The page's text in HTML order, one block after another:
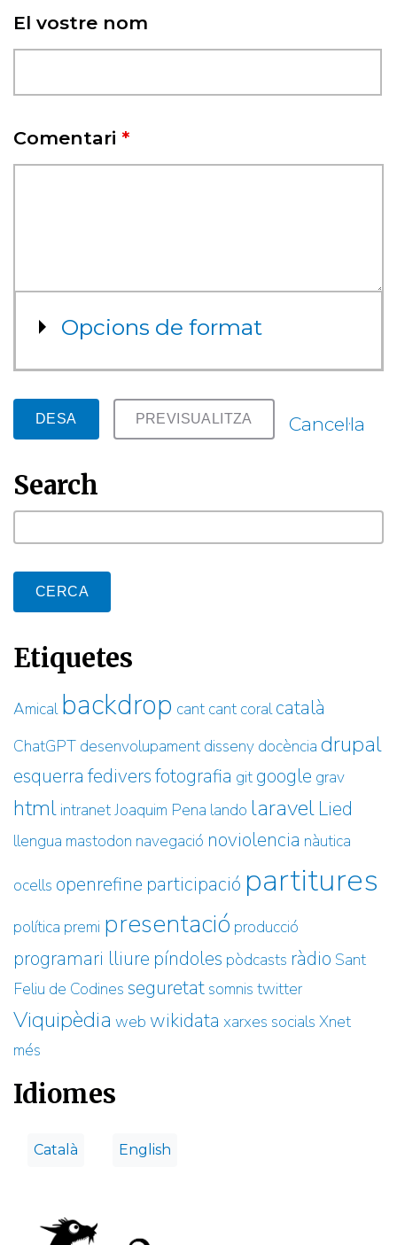
El vostre nom
Comentari *
Mostra
Opcions de format
Cancel·la
Search
Etiquetes
Amical backdrop cant cant coral català
ChatGPT desenvolupament disseny docència drupal
esquerra fediversfotografia git google grav
html intranetJoaquim Pena lando laravel Lied
llengua mastodon navegació noviolencia nàutica
ocells openrefine participació partitures
política premi presentació producció
programari lliure píndoles pòdcasts ràdio Sant
Feliu de Codines seguretat somnis twitter
Viquipèdia web wikidata xarxes socials Xnet
més
Idiomes
Català English